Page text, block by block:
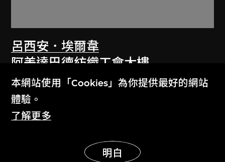
呂西安．埃爾韋
阿美達巴德紡織工會大樓
1955
本網站使用「Cookies」為你提供最好的網站
體驗。
了解更多
明白
展示更多